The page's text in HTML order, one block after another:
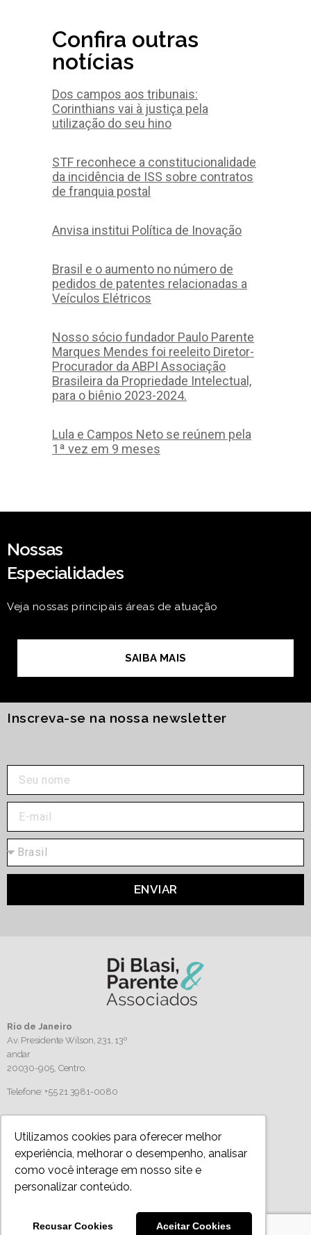
Utilizamos cookies para oferecer melhor
experiência, melhorar o desempenho, analisar
como você interage em nosso site e
personalizar conteúdo.
Recusar Cookies Aceitar Cookies
Confira outras
notícias
Dos campos aos tribunais:
Corinthians vai à justiça pela
utilização do seu hino
STF reconhece a constitucionalidade
da incidência de ISS sobre contratos
de franquia postal
Anvisa institui Política de Inovação
Brasil e o aumento no número de
pedidos de patentes relacionadas a
Veículos Elétricos
Nosso sócio fundador Paulo Parente
Marques Mendes foi reeleito Diretor-
Procurador da ABPI Associação
Brasileira da Propriedade Intelectual,
para o biênio 2023-2024.
Lula e Campos Neto se reúnem pela
1ª vez em 9 meses
Nossas
Especialidades
Veja nossas principais áreas de atuação
SAIBA MAIS
Inscreva-se na nossa newsletter
ENVIAR
Rio de Janeiro
Av. Presidente Wilson, 231, 13º
andar
20030-905, Centro.
Telefone: +55 21 3981-0080
Siga-nos
Política de Privacidade
Todos os artigos, imagens e textos são protegidos por direitos autorais. Uso autorizado